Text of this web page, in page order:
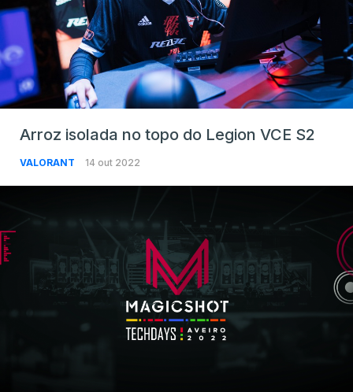
Arroz isolada no topo do Legion VCE S2
VALORANT 14 out 2022